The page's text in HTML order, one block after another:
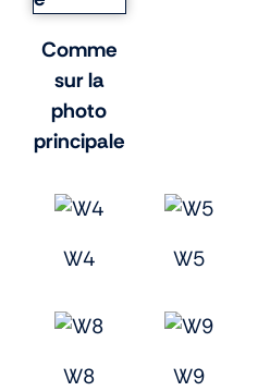
Comme
sur la
photo
principale
W4 W5
W8 W9